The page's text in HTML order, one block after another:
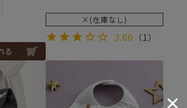
る
×(在庫なし)
3.00 （1）